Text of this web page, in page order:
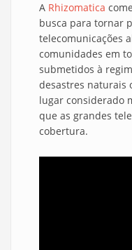
A Rhizomatica
busca para tornar
telecomunicações
comunidades em
submetidos à
desastres naturais
lugar considerado
que as grandes
cobertura.